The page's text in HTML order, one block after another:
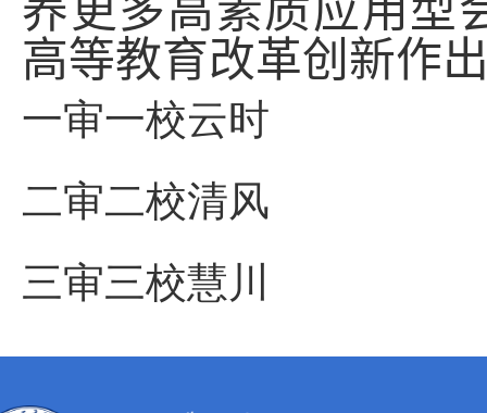
养更多高素质应用型
高等教育改革创新作
一审一校云时
二审二校清风
三审三校慧川